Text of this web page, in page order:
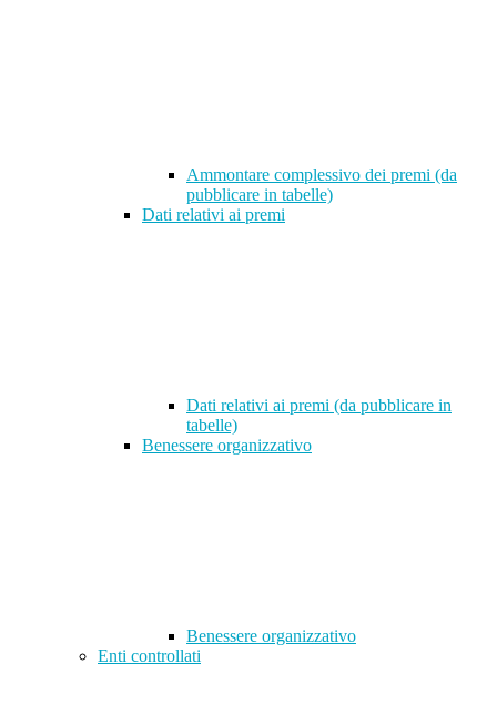
Ammontare complessivo dei premi (da
pubblicare in tabelle)
Dati relativi ai premi
Dati relativi ai premi (da pubblicare in
tabelle)
Benessere organizzativo
Benessere organizzativo
Enti controllati